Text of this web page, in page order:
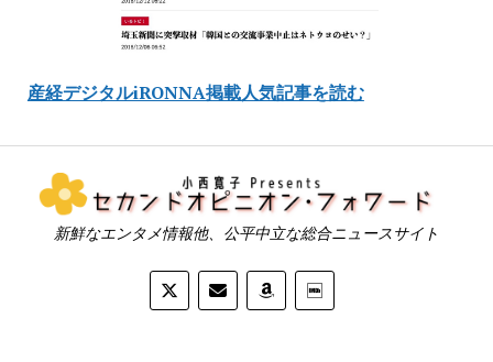
産経デジタルiRONNA掲載人気記事を読む
新鮮なエンタメ情報他、公平中立な総合ニュースサイト